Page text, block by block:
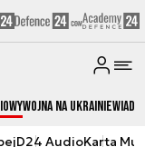
Wojna na Ukrainie
D24 AudioKarta